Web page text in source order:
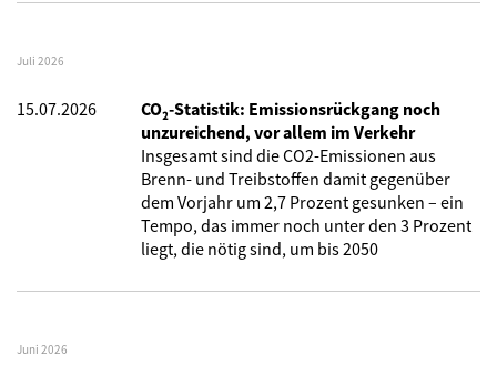
Juli 2026
15.07.2026
CO₂-Statistik: Emissionsrückgang noch
unzureichend, vor allem im Verkehr
Insgesamt sind die CO2-Emissionen aus
Brenn- und Treibstoffen damit gegenüber
dem Vorjahr um 2,7 Prozent gesunken – ein
Tempo, das immer noch unter den 3 Prozent
liegt, die nötig sind, um bis 2050
Juni 2026